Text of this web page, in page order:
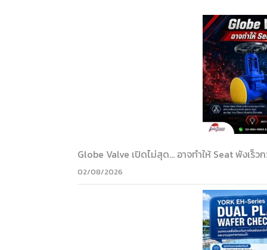
Globe Valve เปิดไม่สุด… อาจทำให้ Seat พังเร็ว
02/08/2026